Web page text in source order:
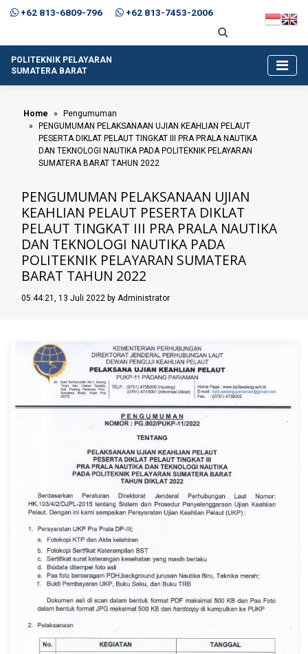
+62 813-6809-796 +62 813-7453-2006
POLITEKNIK PELAYARAN
SUMATERA BARAT
Home
Pengumuman
PENGUMUMAN PELAKSANAAN UJIAN KEAHLIAN PELAUT
PESERTA DIKLAT PELAUT TINGKAT III PRA PRALA NAUTIKA
DAN TEKNOLOGI NAUTIKA PADA POLITEKNIK PELAYARAN
SUMATERA BARAT TAHUN 2022
PENGUMUMAN PELAKSANAAN UJIAN
KEAHLIAN PELAUT PESERTA DIKLAT
PELAUT TINGKAT III PRA PRALA NAUTIKA
DAN TEKNOLOGI NAUTIKA PADA
POLITEKNIK PELAYARAN SUMATERA
BARAT TAHUN 2022
05:44:21, 13 Juli 2022 by Administrator